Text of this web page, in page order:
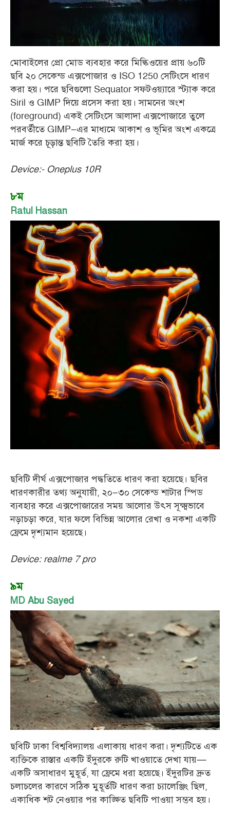
মোবাইলের প্রো মোড ব্যবহার করে মিল্কিওয়ের প্রায় ৬০টি
ছবি ২০ সেকেন্ড এক্সপোজার ও ISO 1250 সেটিংসে ধারণ
করা হয়। পরে ছবিগুলো Sequator সফটওয়্যারে স্ট্যাক করে
Siril ও GIMP দিয়ে প্রসেস করা হয়। সামনের অংশ
(foreground) একই সেটিংসে আলাদা এক্সপোজারে তুলে
পরবর্তীতে GIMP–এর মাধ্যমে আকাশ ও ভূমির অংশ একত্রে
মার্জ করে চূড়ান্ত ছবিটি তৈরি করা হয়।
Device:- Oneplus 10R
৮ম
Ratul Hassan
ছবিটি দীর্ঘ এক্সপোজার পদ্ধতিতে ধারণ করা হয়েছে। ছবির
ধারণকারীর তথ্য অনুযায়ী, ২০–৩০ সেকেন্ড শাটার স্পিড
ব্যবহার করে এক্সপোজারের সময় আলোর উৎস সূক্ষ্মভাবে
নড়াচড়া করে, যার ফলে বিভিন্ন আলোর রেখা ও নকশা একটি
ফ্রেমে দৃশ্যমান হয়েছে।
Device: realme 7 pro
৯ম
MD Abu Sayed
ছবিটি ঢাকা বিশ্ববিদ্যালয় এলাকায় ধারণ করা। দৃশ্যটিতে এক
ব্যক্তিকে রাস্তার একটি ইঁদুরকে রুটি খাওয়াতে দেখা যায়—
একটি অসাধারণ মুহূর্ত, যা ফ্রেমে ধরা হয়েছে। ইঁদুরটির দ্রুত
চলাচলের কারণে সঠিক মুহূর্তটি ধারণ করা চ্যালেঞ্জিং ছিল,
একাধিক শট নেওয়ার পর কাঙ্ক্ষিত ছবিটি পাওয়া সম্ভব হয়।